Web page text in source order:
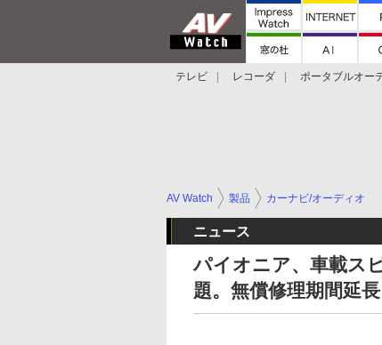
テレビ レコーダ ポータブルオー
AV Watch 製品 カーナビ/オーディオ
ニュース
パイオニア、車載ス
題。無償修理期間延長